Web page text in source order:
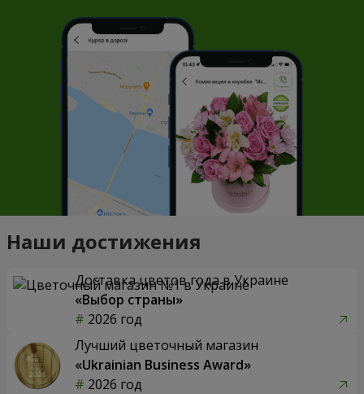
Наши достижения
Доставка цветов года в Украине
«Выбор страны»
2026 год
Лучший цветочный магазин
«Ukrainian Business Award»
2026 год